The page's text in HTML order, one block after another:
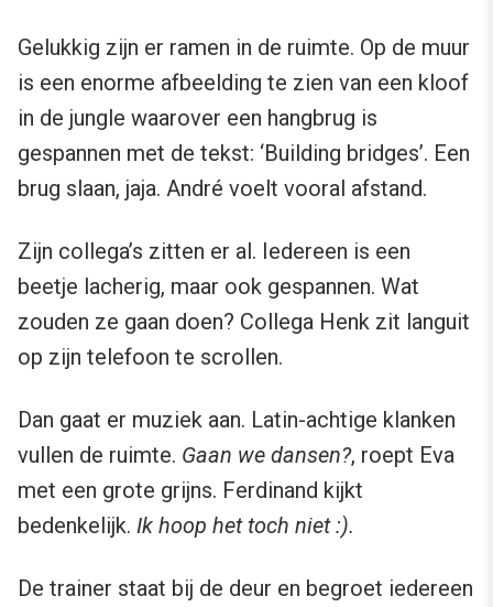
Gelukkig zijn er ramen in de ruimte. Op de muur
is een enorme afbeelding te zien van een kloof
in de jungle waarover een hangbrug is
gespannen met de tekst: ‘Building bridges’. Een
brug slaan, jaja. André voelt vooral afstand.
Zijn collega’s zitten er al. Iedereen is een
beetje lacherig, maar ook gespannen. Wat
zouden ze gaan doen? Collega Henk zit languit
op zijn telefoon te scrollen.
Dan gaat er muziek aan. Latin-achtige klanken
vullen de ruimte. Gaan we dansen?, roept Eva
met een grote grijns. Ferdinand kijkt
bedenkelijk. Ik hoop het toch niet :).
De trainer staat bij de deur en begroet iedereen